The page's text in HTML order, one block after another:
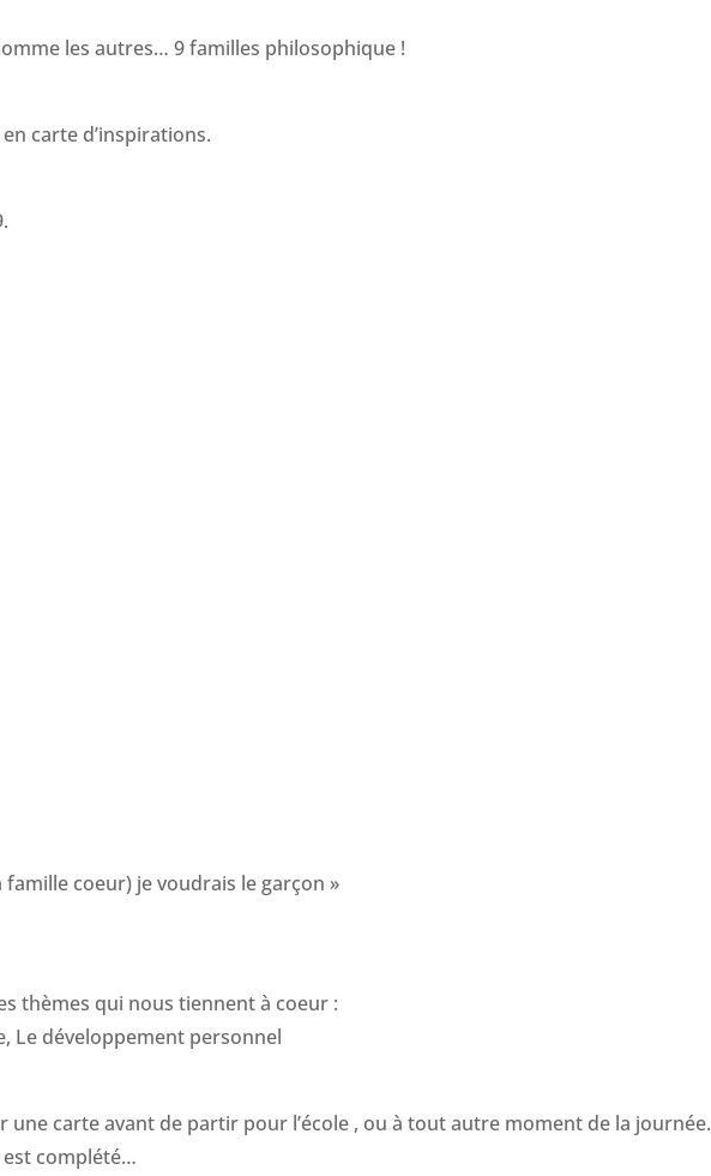
les autres… 9 familles philosophique !
carte d’inspirations.
famille coeur) je voudrais le garçon »
thèmes qui nous tiennent à coeur :
Le développement personnel
une carte avant de partir pour l’école , ou à tout autre moment de la journée.
est complété…